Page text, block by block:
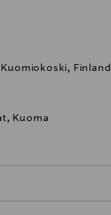
Finland
Kuoma